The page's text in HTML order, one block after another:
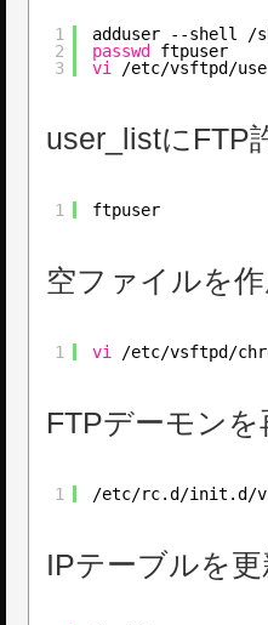
1
2
3
adduser --shell /
passwd
ftpuser
vi /etc/vsftpd/
user_listにFTP
1 ftpuser
空ファイルを
1 vi /etc/vsftpd/
FTPデーモンを
1 /etc/rc.d/init .d/
IPテーブルを更